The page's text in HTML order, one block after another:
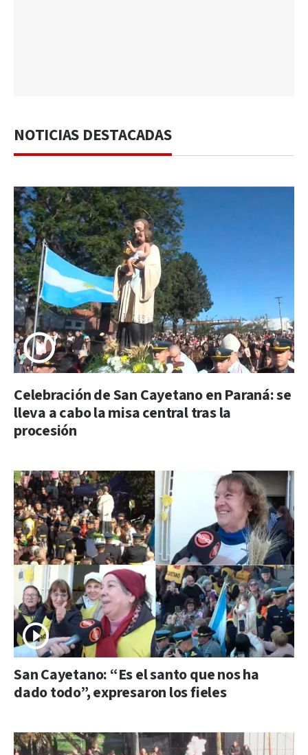
NOTICIAS DESTACADAS
Celebración de San Cayetano en Paraná: se
lleva a cabo la misa central tras la
procesión
San Cayetano: “Es el santo que nos ha
dado todo”, expresaron los fieles